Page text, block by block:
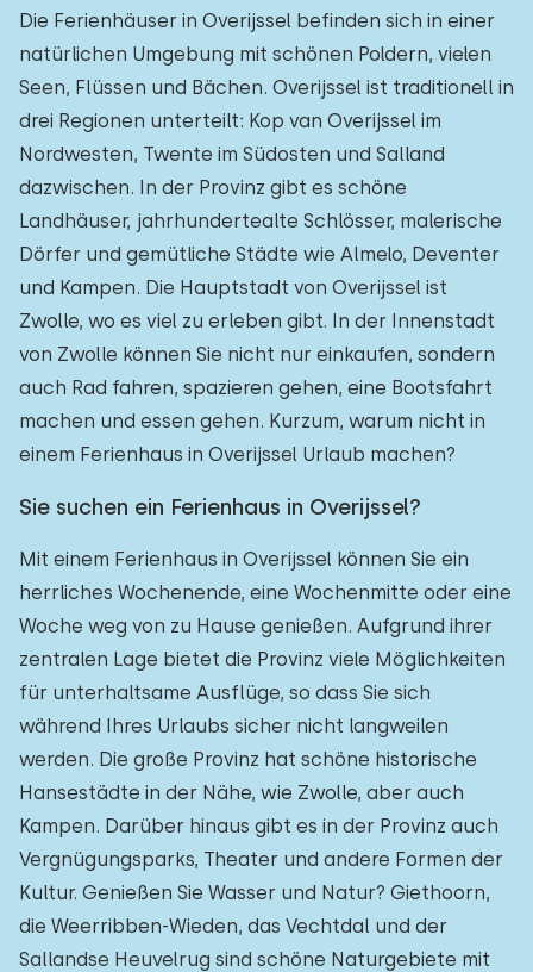
Die Ferienhäuser in Overijssel befinden sich in einer
natürlichen Umgebung mit schönen Poldern, vielen
Seen, Flüssen und Bächen. Overijssel ist traditionell in
drei Regionen unterteilt: Kop van Overijssel im
Nordwesten, Twente im Südosten und Salland
dazwischen. In der Provinz gibt es schöne
Landhäuser, jahrhundertealte Schlösser, malerische
Dörfer und gemütliche Städte wie Almelo, Deventer
und Kampen. Die Hauptstadt von Overijssel ist
Zwolle, wo es viel zu erleben gibt. In der Innenstadt
von Zwolle können Sie nicht nur einkaufen, sondern
auch Rad fahren, spazieren gehen, eine Bootsfahrt
machen und essen gehen. Kurzum, warum nicht in
einem Ferienhaus in Overijssel Urlaub machen?
Sie suchen ein Ferienhaus in Overijssel?
Mit einem Ferienhaus in Overijssel können Sie ein
herrliches Wochenende, eine Wochenmitte oder eine
Woche weg von zu Hause genießen. Aufgrund ihrer
zentralen Lage bietet die Provinz viele Möglichkeiten
für unterhaltsame Ausflüge, so dass Sie sich
während Ihres Urlaubs sicher nicht langweilen
werden. Die große Provinz hat schöne historische
Hansestädte in der Nähe, wie Zwolle, aber auch
Kampen. Darüber hinaus gibt es in der Provinz auch
Vergnügungsparks, Theater und andere Formen der
Kultur. Genießen Sie Wasser und Natur? Giethoorn,
die Weerribben-Wieden, das Vechtdal und der
Sallandse Heuvelrug sind schöne Naturgebiete mit